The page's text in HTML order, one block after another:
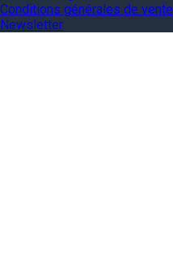
Conditions générales de vente
Newsletter